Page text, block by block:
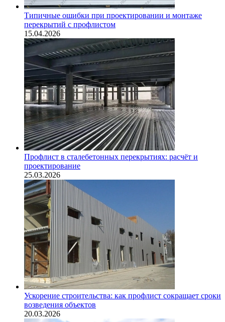
Типичные ошибки при проектировании и монтаже
перекрытий с профлистом
15.04.2026
Профлист в сталебетонных перекрытиях: расчёт и
проектирование
25.03.2026
Ускорение строительства: как профлист сокращает сроки
возведения объектов
20.03.2026